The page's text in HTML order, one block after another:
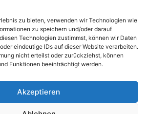
zu bieten, verwenden wir Technologien wie
zu speichern und/oder darauf
Technologien zustimmst, können wir Daten
eindeutige IDs auf dieser Website verarbeiten.
nicht erteilst oder zurückziehst, können
Funktionen beeinträchtigt werden.
Akzeptieren
Football Verein Marburg
|die Stadt Marburg|Impressum
|Cookie-Richtlinie (EU)
Kontakt